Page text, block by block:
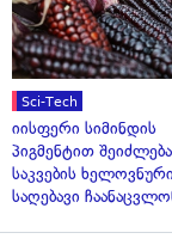
Sci-Tech
იისფერი სიმინდის
პიგმენტით შეიძლება
საკვების ხელოვნური
საღებავი